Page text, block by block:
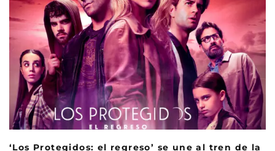
‘Los Protegidos: el regreso’ se une al tren de la